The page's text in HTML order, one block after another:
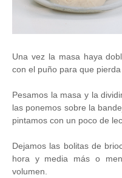
Una vez la masa haya
con el puño para que pierda
Pesamos la masa y la
las ponemos sobre la
pintamos con un poco de
Dejamos las bolitas de
hora y media más o
volumen.